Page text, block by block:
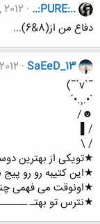
..:PURE:..
دفاع من از(8&6)...
SaEeD_13
¯`v´¯)
`•.¸.•´
☻/
/▌
/ \
★تویکی از بهترین
★این کتیبه رو رو
★اونوقت می فهمی
★نترس تو بهتـ